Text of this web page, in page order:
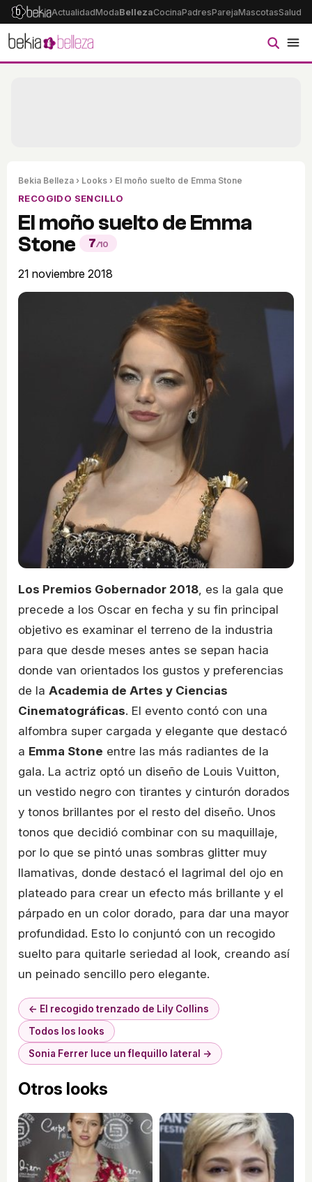
ActualidadModaBellezaCocinaPadresParejaMascotasSalud
Bekia Belleza › Looks › El moño suelto de Emma Stone
RECOGIDO SENCILLO
El moño suelto de Emma
Stone
7/10
21 noviembre 2018
Los Premios Gobernador 2018, es la gala que
precede a los Oscar en fecha y su fin principal
objetivo es examinar el terreno de la industria
para que desde meses antes se sepan hacia
donde van orientados los gustos y preferencias
de la Academia de Artes y Ciencias
Cinematográficas. El evento contó con una
alfombra super cargada y elegante que destacó
a Emma Stone entre las más radiantes de la
gala. La actriz optó un diseño de Louis Vuitton,
un vestido negro con tirantes y cinturón dorados
y tonos brillantes por el resto del diseño. Unos
tonos que decidió combinar con su maquillaje,
por lo que se pintó unas sombras glitter muy
llamativas, donde destacó el lagrimal del ojo en
plateado para crear un efecto más brillante y el
párpado en un color dorado, para dar una mayor
profundidad. Esto lo conjuntó con un recogido
suelto para quitarle seriedad al look, creando así
un peinado sencillo pero elegante.
← El recogido trenzado de Lily Collins
Todos los looks
Sonia Ferrer luce un flequillo lateral →
Otros looks